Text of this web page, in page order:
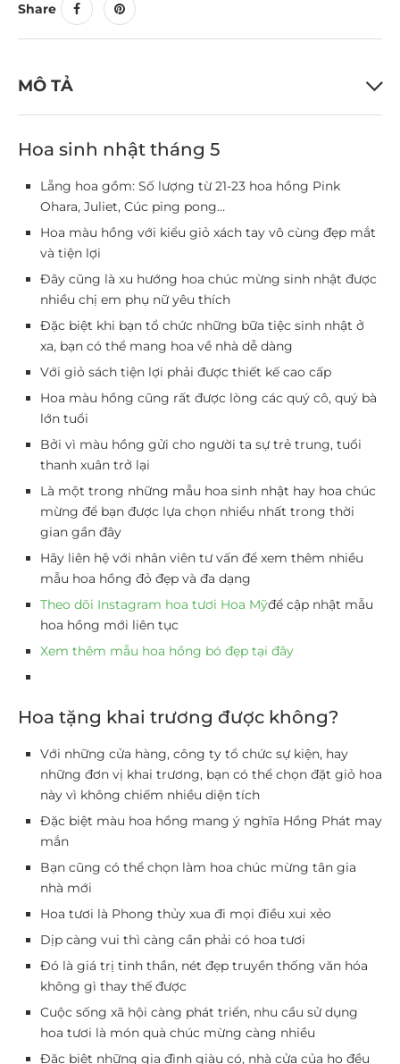
Share
MÔ TẢ
Hoa sinh nhật tháng 5
Lẵng hoa gồm: Số lượng từ 21-23 hoa hồng Pink
Ohara, Juliet, Cúc ping pong…
Hoa màu hồng với kiểu giỏ xách tay vô cùng đẹp mắt
và tiện lợi
Đây cũng là xu hướng hoa chúc mừng sinh nhật được
nhiều chị em phụ nữ yêu thích
Đặc biệt khi bạn tổ chức những bữa tiệc sinh nhật ở
xa, bạn có thể mang hoa về nhà dễ dàng
Với giỏ sách tiện lợi phải được thiết kế cao cấp
Hoa màu hồng cũng rất được lòng các quý cô, quý bà
lớn tuổi
Bởi vì màu hồng gửi cho người ta sự trẻ trung, tuổi
thanh xuân trở lại
Là một trong những mẫu hoa sinh nhật hay hoa chúc
mừng để bạn được lựa chọn nhiều nhất trong thời
gian gần đây
Hãy liên hệ với nhân viên tư vấn để xem thêm nhiều
mẫu hoa hồng đỏ đẹp và đa dạng
Theo dõi Instagram hoa tươi Hoa Mỹđể cập nhật mẫu
hoa hồng mới liên tục
Xem thêm mẫu hoa hồng bó đẹp tại đây
Hoa tặng khai trương được không?
Với những cửa hàng, công ty tổ chức sự kiện, hay
những đơn vị khai trương, bạn có thể chọn đặt giỏ hoa
này vì không chiếm nhiều diện tích
Đặc biệt màu hoa hồng mang ý nghĩa Hồng Phát may
mắn
Bạn cũng có thể chọn làm hoa chúc mừng tân gia
nhà mới
Hoa tươi là Phong thủy xua đi mọi điều xui xẻo
Dịp càng vui thì càng cần phải có hoa tươi
Đó là giá trị tinh thần, nét đẹp truyền thống văn hóa
không gì thay thế được
Cuộc sống xã hội càng phát triển, nhu cầu sử dụng
hoa tươi là món quà chúc mừng càng nhiều
Đặc biệt những gia đình giàu có, nhà cửa của họ đều